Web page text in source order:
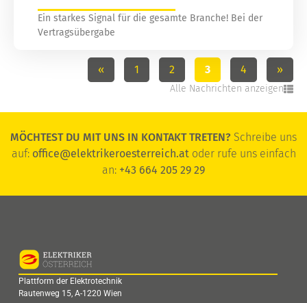
Ein starkes Signal für die gesamte Branche! Bei der
Vertragsübergabe
« 1 2 3 4 »
Alle Nachrichten anzeigen
MÖCHTEST DU MIT UNS IN KONTAKT TRETEN? Schreibe uns
auf: office@elektrikeroesterreich.atoder rufe uns einfach
an: +43 664 205 29 29
Plattform der Elektrotechnik
Rautenweg 15, A-1220 Wien